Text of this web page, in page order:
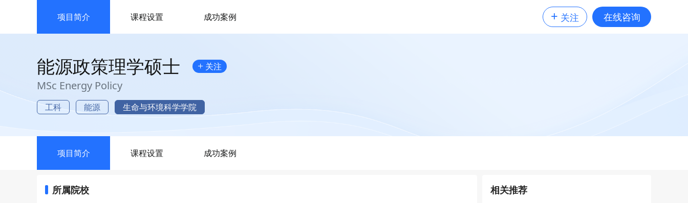
项目简介 课程设置 成功案例 + 关注 在线咨询
能源政策理学硕士 + 关注
MSc Energy Policy
工科 能源 生命与环境科学学院
项目简介 课程设置 成功案例
所属院校 相关推荐